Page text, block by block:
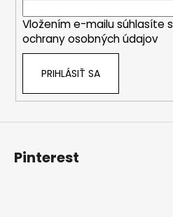
Vložením e-mailu súhlasíte s
ochrany osobných údajov
PRIHLÁSIŤ SA
Pinterest